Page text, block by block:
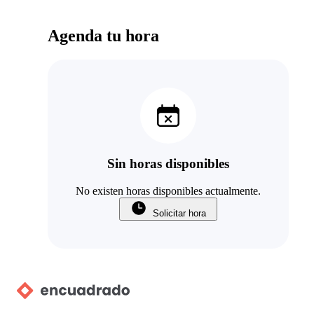
Agenda tu hora
Sin horas disponibles
No existen horas disponibles actualmente.
Solicitar hora